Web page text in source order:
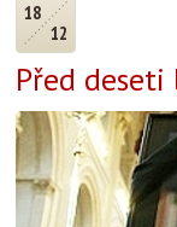
18
12
Před